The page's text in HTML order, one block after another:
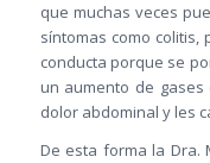
que muchas veces
síntomas como
conducta porque se
un aumento de
dolor abdominal y les
De esta forma la Dra.